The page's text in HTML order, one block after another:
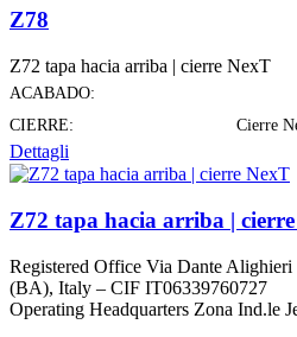
Z78
Z72 tapa hacia arriba | cierre NexT
ACABADO:
CIERRE:
Cierre
Dettagli
Z72 tapa hacia arriba |
Registered Office Via Dante
(BA), Italy – CIF IT06339760727
Operating Headquarters Zona Ind.le